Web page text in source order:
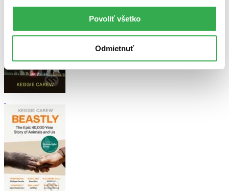
Povoliť všetko
Odmietnuť